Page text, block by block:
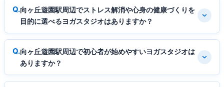
向ヶ丘遊園駅周辺でストレス解消や心身の健康づくりを
目的に選べるヨガスタジオはありますか？
向ヶ丘遊園駅周辺で初心者が始めやすいヨガスタジオは
ありますか？